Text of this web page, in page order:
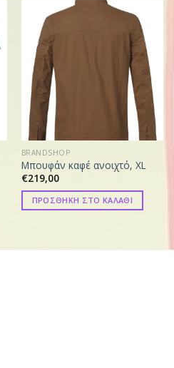
BRANDSHOP
Μπουφάν καφέ ανοιχτό, XL
€219,00
ΠΡΟΣΘΗΚΗ ΣΤΟ ΚΑΛΑΘΙ